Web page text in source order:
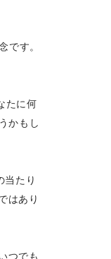
です。
たに何
かもし
当たり
はあり
つでも